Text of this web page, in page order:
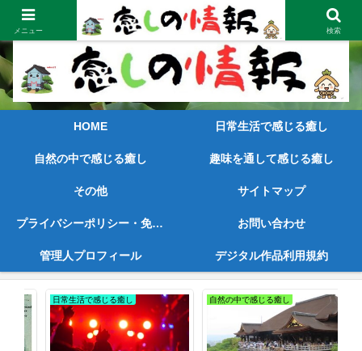
笑顔が見えてくるような内容と早めの情報をご提供
HOME 日常生活で感じる癒し
自然の中で感じる癒し 趣味を通して感じる癒し
その他 サイトマップ
プライバシーポリシー・免責事項 お問い合わせ
管理人プロフィール デジタル作品利用規約
日常生活で感じる癒し 自然の中で感じる癒し
メニュー 検索